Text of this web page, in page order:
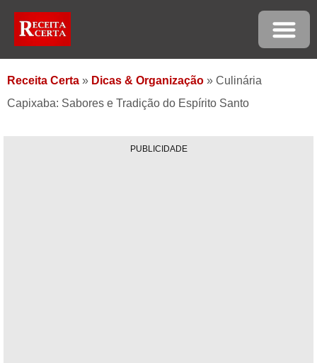
Receita Certa » Dicas & Organização » Culinária
Capixaba: Sabores e Tradição do Espírito Santo
PUBLICIDADE